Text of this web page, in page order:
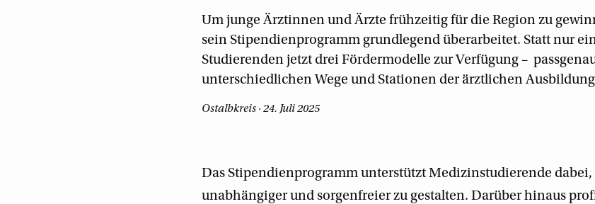
Um junge Ärztinnen und Ärzte frühzeitig für die Region zu
sein Stipendienprogramm grundlegend überarbeitet. Statt nur
Studierenden jetzt drei Fördermodelle zur Verfügung –
unterschiedlichen Wege und Stationen der ärztlichen
Ostalbkreis · 24. Juli 2025
Das Stipendienprogramm unterstützt Medizinstudierende
unabhängiger und sorgenfreier zu gestalten. Darüber hinaus